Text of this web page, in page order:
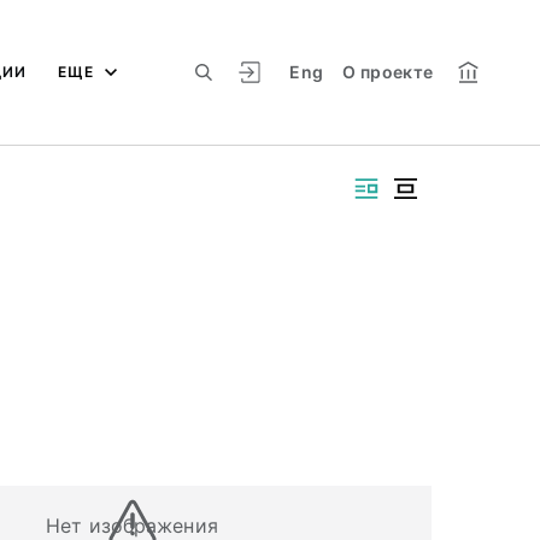
Eng О проекте
ЕЩЕ
Нет изображения